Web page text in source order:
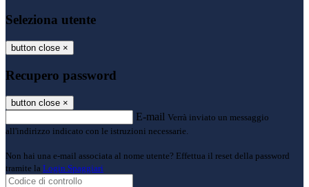
Seleziona utente
button close ×
Recupero password
button close ×
E-mail Verrà inviato un messaggio
all'indirizzo indicato con le istruzioni necessarie.
Non hai una e-mail associata al nome utente? Effettua il reset della password
tramite la Login Spaggiari